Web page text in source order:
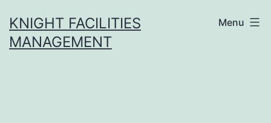
to
content
KNIGHT FACILITIES
MANAGEMENT
Menu